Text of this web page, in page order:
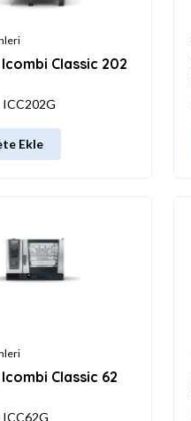
Classic 202
ICC202G
Ekle
Classic 62
ICC62G